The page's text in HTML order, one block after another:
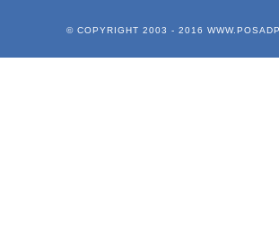
© COPYRIGHT 2003 - 2016